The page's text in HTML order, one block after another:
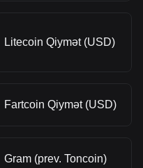
Litecoin Qiymət (USD)
Fartcoin Qiymət (USD)
Gram (prev. Toncoin)